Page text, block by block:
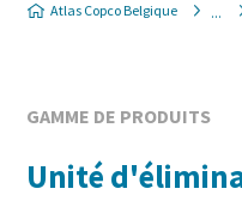
Atlas Copco Belgique
GAMME DE PRODUITS
Unité